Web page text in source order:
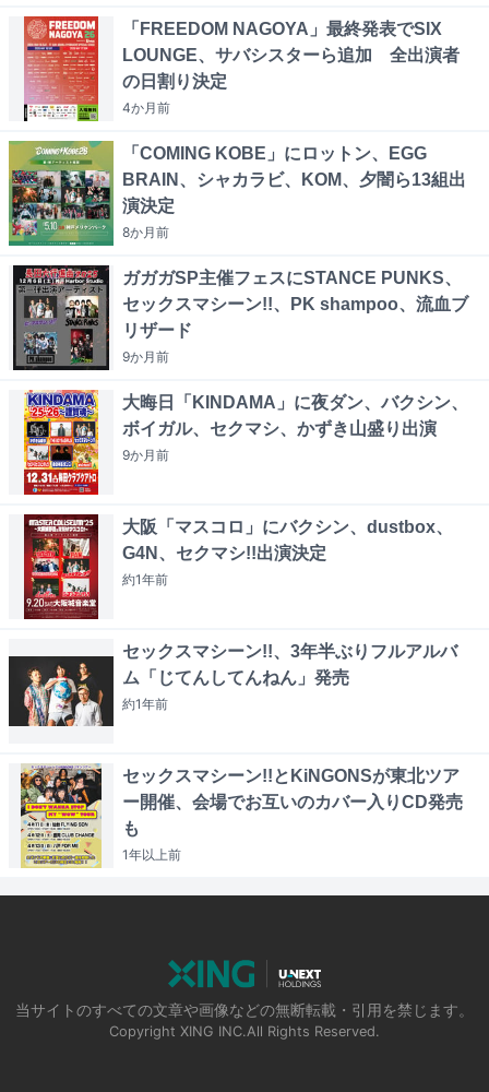
「FREEDOM NAGOYA」最終発表でSIX
LOUNGE、サバシスターら追加 全出演者
の日割り決定
4か月前
「COMING KOBE」にロットン、EGG
BRAIN、シャカラビ、KOM、夕闇ら13組出
演決定
8か月前
ガガガSP主催フェスにSTANCE PUNKS、
セックスマシーン!!、PK shampoo、流血ブ
リザード
9か月前
大晦日「KINDAMA」に夜ダン、バクシン、
ボイガル、セクマシ、かずき山盛り出演
9か月前
大阪「マスコロ」にバクシン、dustbox、
G4N、セクマシ!!出演決定
約1年前
セックスマシーン!!、3年半ぶりフルアルバ
ム「じてんしてんねん」発売
約1年前
セックスマシーン!!とKiNGONSが東北ツア
ー開催、会場でお互いのカバー入りCD発売
も
1年以上前
当サイトのすべての文章や画像などの無断転載・引用を禁じます。
Copyright XING INC.All Rights Reserved.